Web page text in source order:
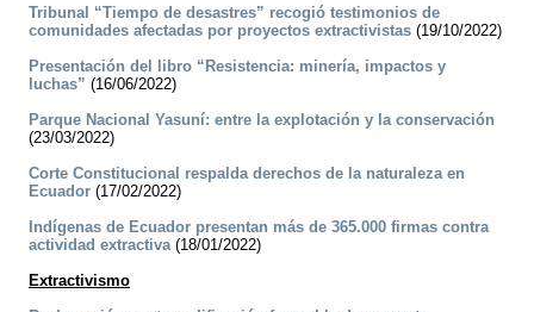
Tribunal “Tiempo de desastres” recogió testimonios de
comunidades afectadas por proyectos extractivistas (19/10/2022)
Presentación del libro “Resistencia: minería, impactos y
luchas” (16/06/2022)
Parque Nacional Yasuní: entre la explotación y la conservación
(23/03/2022)
Corte Constitucional respalda derechos de la naturaleza en
Ecuador (17/02/2022)
Indígenas de Ecuador presentan más de 365.000 firmas contra
actividad extractiva(18/01/2022)
Extractivismo